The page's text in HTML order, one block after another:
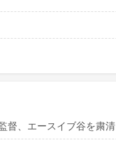
督、エースイブ谷を粛清